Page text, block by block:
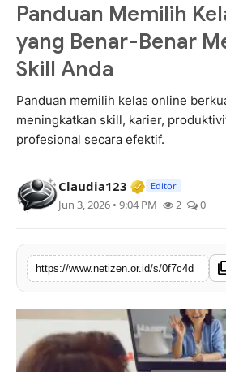
Netizen
Panduan Memilih
yang Benar-Benar
Skill Anda
Panduan memilih kelas online
meningkatkan skill, karier,
profesional secara efektif.
Claudia123 Verified
Editor
Jun 3, 2026 • 9:04 PM 2 0
https://www.netizen.or.id/s/0f7c4d